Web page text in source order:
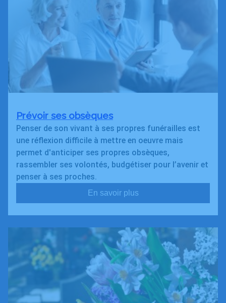
Prévoir ses obsèques
Penser de son vivant à ses propres funérailles est
une réflexion difficile à mettre en oeuvre mais
permet d'anticiper ses propres obsèques,
rassembler ses volontés, budgétiser pour l’avenir et
penser à ses proches.
En savoir plus